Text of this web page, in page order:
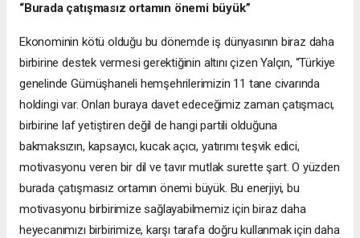
“Burada çatışmasız ortamın önemi büyük”
Ekonominin kötü olduğu bu dönemde iş dünyasının biraz daha
birbirine destek vermesi gerektiğinin altını çizen Yalçın, “Türkiye
genelinde Gümüşhaneli hemşehrilerimizin 11 tane civarında
holdingi var. Onları buraya davet edeceğimiz zaman çatışmacı,
birbirine laf yetiştiren değil de hangi partili olduğuna
bakmaksızın, kapsayıcı, kucak açıcı, yatırımı teşvik edici,
motivasyonu veren bir dil ve tavır mutlak surette şart. O yüzden
burada çatışmasız ortamın önemi büyük. Bu enerjiyi, bu
motivasyonu birbirimize sağlayabilmemiz için biraz daha
heyecanımızı birbirimize, karşı tarafa doğru kullanmak için daha